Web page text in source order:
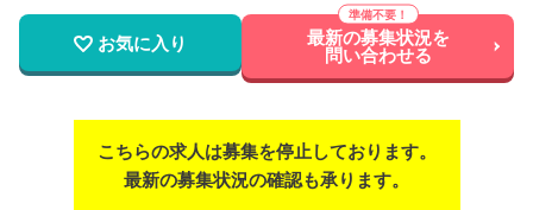
お気に入り 最新の募集状況を
問い合わせる
こちらの求人は募集を停止しております。
最新の募集状況の確認も承ります。